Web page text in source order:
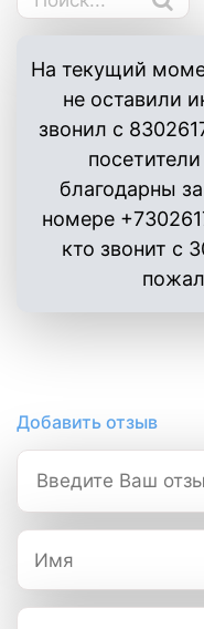
На текущий
не оставили
звонил с
благодарны
номере
кто звонит с
Добавить отзыв